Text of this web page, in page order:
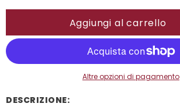
Altre opzioni di pagamento
DESCRIZIONE: